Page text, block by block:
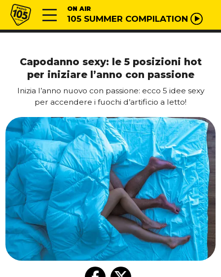
Vai al contenuto
Radio 105 ON AIR
105 SUMMER COMPILATION
Capodanno sexy: le 5 posizioni hot
per iniziare l’anno con passione
Inizia l’anno nuovo con passione: ecco 5 idee sexy
per accendere i fuochi d’artificio a letto!